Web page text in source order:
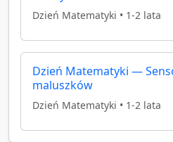
Dzień Matematyki • 1-2 lata
Dzień Matematyki —
maluszków
Dzień Matematyki • 1-2 lata